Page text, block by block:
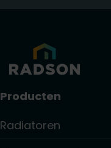
Producten
Radiatoren